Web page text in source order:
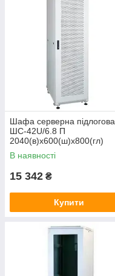
Шафа серверна підлогова
ШС-42U/6.8 П
2040(в)х600(ш)х800(гл)
В наявності
15 342 ₴
Купити